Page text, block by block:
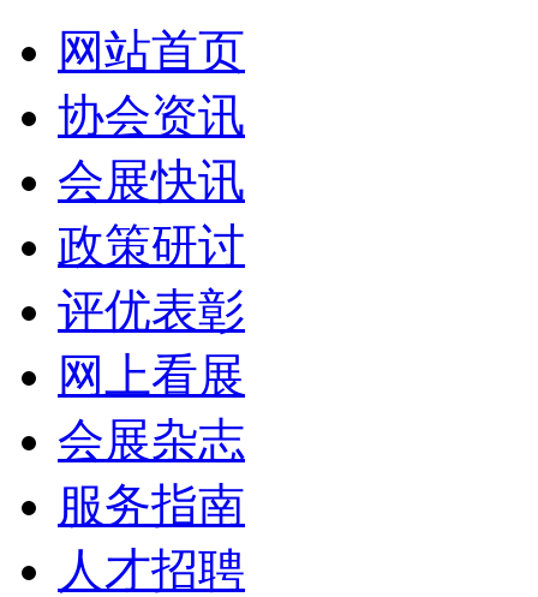
网站首页
协会资讯
会展快讯
政策研讨
评优表彰
网上看展
会展杂志
服务指南
人才招聘